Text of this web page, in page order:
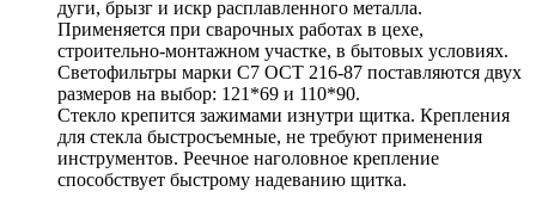
дуги, брызг и искр расплавленного металла.
Применяется при сварочных работах в цехе,
строительно-монтажном участке, в бытовых условиях.
Светофильтры марки С7 ОСТ 216-87 поставляются двух
размеров на выбор: 121*69 и 110*90.
Стекло крепится зажимами изнутри щитка. Крепления
для стекла быстросъемные, не требуют применения
инструментов. Реечное наголовное крепление
способствует быстрому надеванию щитка.